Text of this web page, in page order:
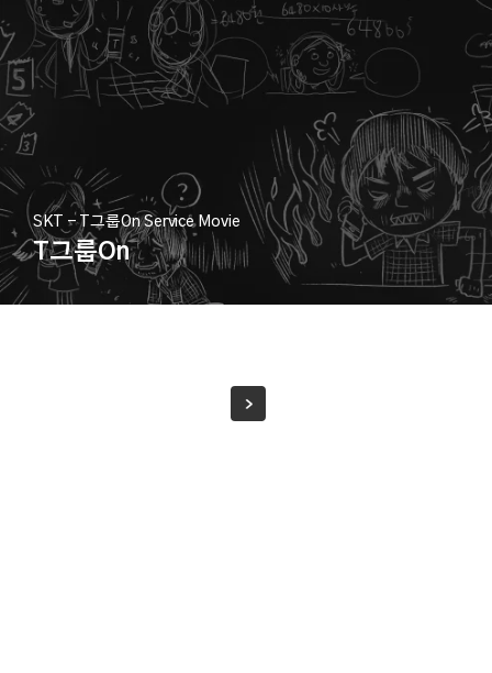
SKT - T그룹on Service Movie
T그룹on